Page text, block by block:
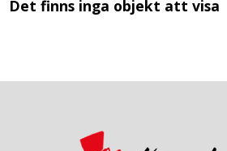
Det finns inga objekt att visa